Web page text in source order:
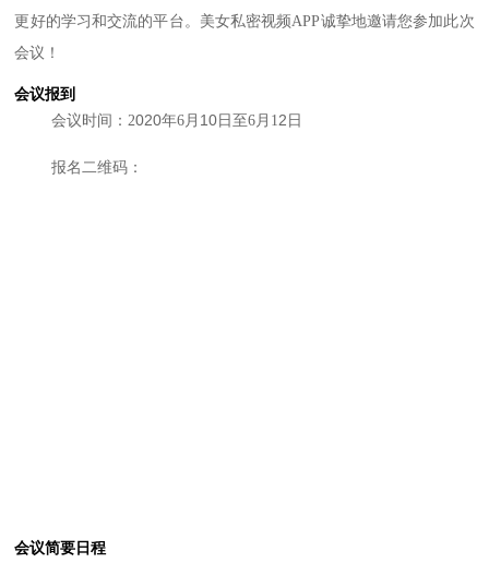
更好的学习和交流的平台。美女私密视频APP诚挚地邀请您参加此次
会议！
会议报到
会议时间：2020年6月 10日至6月1 2 日
报名二维码：
会议简要日程